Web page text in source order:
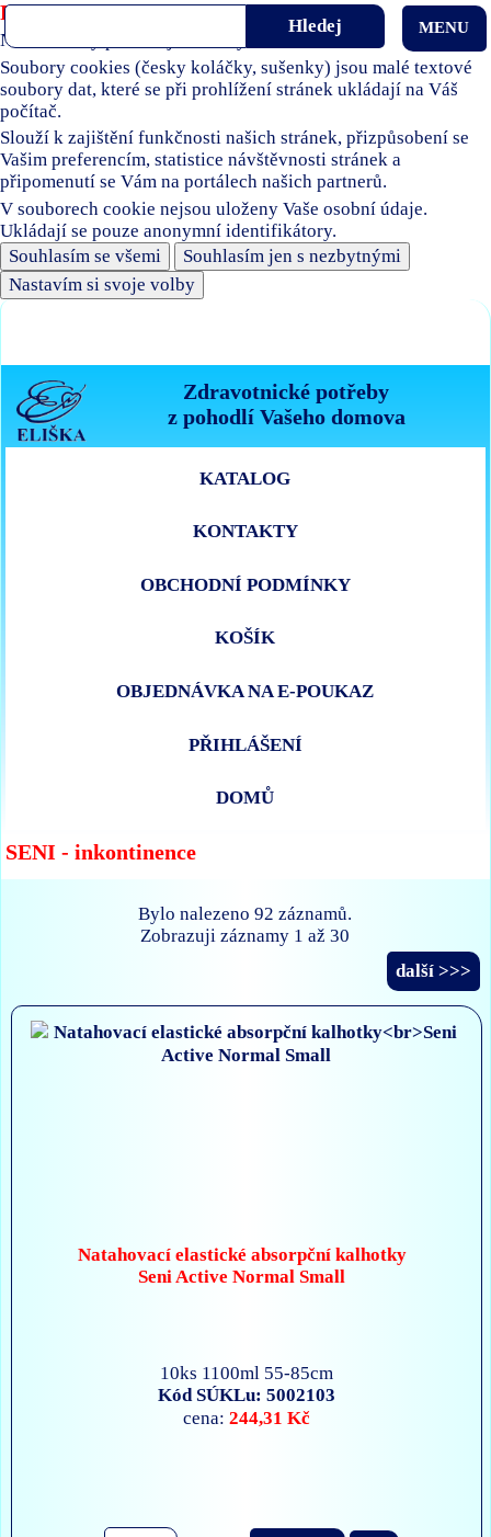
Používáme soubory cookies
Naše stránky používají soubory cookies.
Soubory cookies (česky koláčky, sušenky) jsou malé textové
soubory dat, které se při prohlížení stránek ukládají na Váš
počítač.
Slouží k zajištění funkčnosti našich stránek, přizpůsobení se
Vašim preferencím, statistice návštěvnosti stránek a
připomenutí se Vám na portálech našich partnerů.
V souborech cookie nejsou uloženy Vaše osobní údaje.
Ukládají se pouze anonymní identifikátory.
Souhlasím se všemi
Souhlasím jen s nezbytnými
Nastavím si svoje volby
Zdravotnické potřeby
z pohodlí Vašeho domova
MENU
KATALOG
KONTAKTY
OBCHODNÍ PODMÍNKY
KOŠÍK
OBJEDNÁVKA NA E-POUKAZ
PŘIHLÁŠENÍ
DOMŮ
SENI - inkontinence
Bylo nalezeno 92 záznamů.
Zobrazuji záznamy 1 až 30
další >>>
Natahovací elastické absorpční kalhotky
Seni Active Normal Small
10ks 1100ml 55-85cm
Kód SÚKLu: 5002103
cena: 244,31 Kč